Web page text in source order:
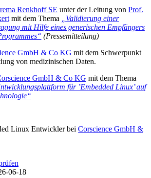
Renkhoff SE unter der Leitung von Prof.
mit dem Thema
„Validierung einer
mit Hilfe eines generischen Empfängers
(Pressemitteilung)
GmbH & Co KG mit dem Schwerpunkt
von medizinischen Daten.
GmbH & Co KG mit dem Thema
für ’Embedded Linux’ auf
Linux Entwickler bei Corscience GmbH &
06-18